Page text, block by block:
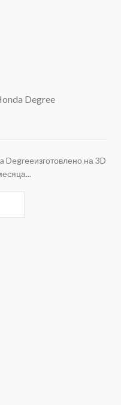
Degree
Degreeизготовлено на 3D